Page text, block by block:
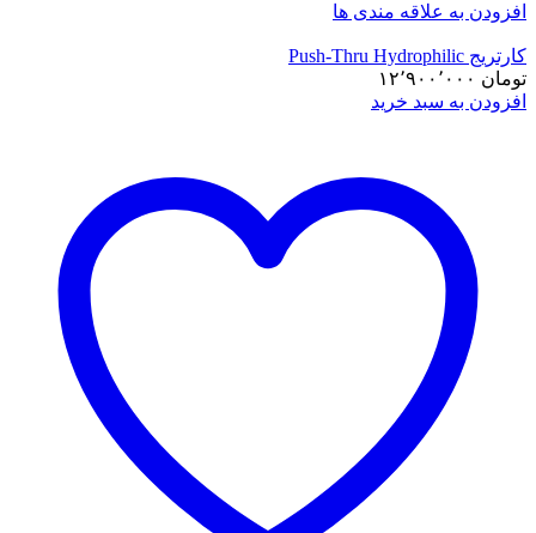
افزودن به علاقه مندی ها
کارتریج Push-Thru Hydrophilic
تومان
افزودن به سبد خرید